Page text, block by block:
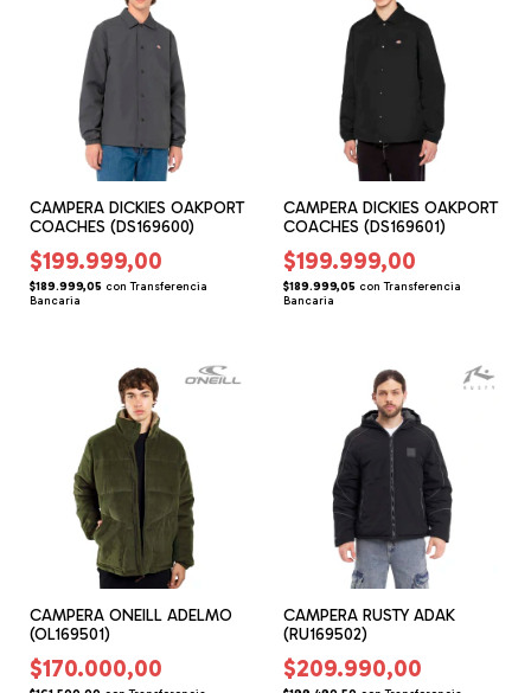
CAMPERA DICKIES OAKPORT
COACHES (DS169600)
$199.999,00
$189.999,05 con Transferencia
Bancaria
CAMPERA DICKIES OAKPORT
COACHES (DS169601)
$199.999,00
$189.999,05 con Transferencia
Bancaria
CAMPERA ONEILL ADELMO
(OL169501)
$170.000,00
CAMPERA RUSTY ADAK
(RU169502)
$209.990,00